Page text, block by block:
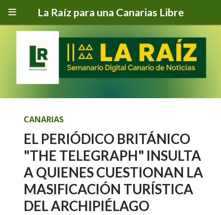
La Raíz para una Canarias Libre
EL PERIÓDICO BRITÁNICO
"THE TELEGRAPH" INSULTA
A QUIENES CUESTIONAN LA
MASIFICACIÓN TURÍSTICA
DEL ARCHIPIÉLAGO
CANARIAS